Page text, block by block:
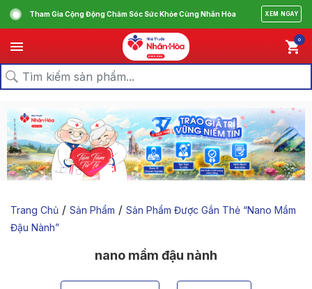
Tham Gia Cộng Động Chăm Sóc Sức Khỏe Cùng Nhân Hòa XEM NGAY
0
Trang Chủ / Sản Phẩm / Sản Phẩm Được Gắn Thẻ “nano Mầm
Đậu Nành”
nano mầm đậu nành